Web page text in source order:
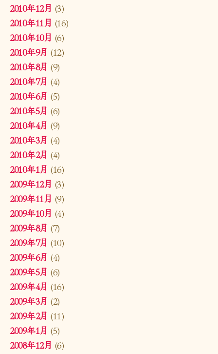
2010年12月 (3)
2010年11月 (16)
2010年10月 (6)
2010年9月 (12)
2010年8月 (9)
2010年7月 (4)
2010年6月 (5)
2010年5月 (6)
2010年4月 (9)
2010年3月 (4)
2010年2月 (4)
2010年1月 (16)
2009年12月 (3)
2009年11月 (9)
2009年10月 (4)
2009年8月 (7)
2009年7月 (10)
2009年6月 (4)
2009年5月 (6)
2009年4月 (16)
2009年3月 (2)
2009年2月 (11)
2009年1月 (5)
2008年12月 (6)